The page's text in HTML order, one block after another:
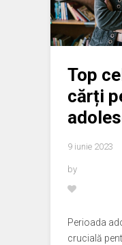
Top
cărți
9 iunie 2023
by
Perioada
crucială